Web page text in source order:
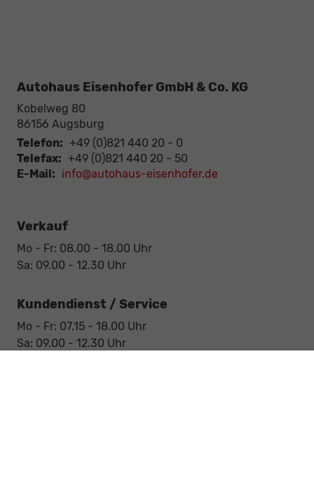
Autohaus Eisenhofer GmbH & Co. KG
Kobelweg 80
86156 Augsburg
Telefon: +49 (0)821 440 20 - 0
Telefax: +49 (0)821 440 20 - 50
E-Mail: info@autohaus-eisenhofer.de
Verkauf
Mo - Fr: 08.00 - 18.00 Uhr
Sa: 09.00 - 12.30 Uhr
Kundendienst / Service
Mo - Fr: 07.15 - 18.00 Uhr
Sa: 09.00 - 12.30 Uhr